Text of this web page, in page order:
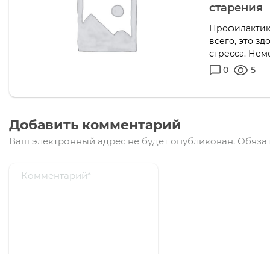
старения
всего, это
стресса.
0
5
Добавить комментарий
Ваш электронный адрес не будет опубликован.